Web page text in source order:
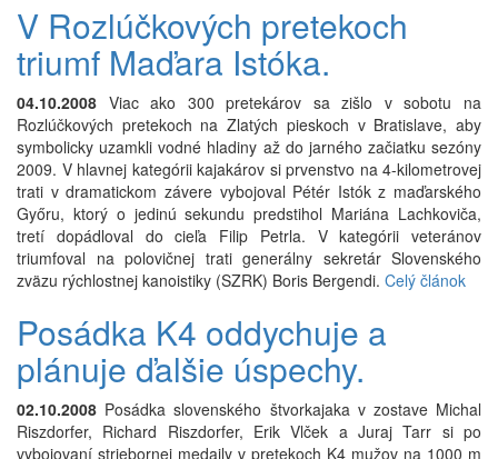
V Rozlúčkových pretekoch
triumf Maďara Istóka.
04.10.2008 Viac ako 300 pretekárov sa zišlo v sobotu na
Rozlúčkových pretekoch na Zlatých pieskoch v Bratislave, aby
symbolicky uzamkli vodné hladiny až do jarného začiatku sezóny
2009. V hlavnej kategórii kajakárov si prvenstvo na 4-kilometrovej
trati v dramatickom závere vybojoval Pétér Istók z maďarského
Győru, ktorý o jedinú sekundu predstihol Mariána Lachkoviča,
tretí dopádloval do cieľa Filip Petrla. V kategórii veteránov
triumfoval na polovičnej trati generálny sekretár Slovenského
zväzu rýchlostnej kanoistiky (SZRK) Boris Bergendi. Celý článok
Posádka K4 oddychuje a
plánuje ďalšie úspechy.
02.10.2008 Posádka slovenského štvorkajaka v zostave Michal
Riszdorfer, Richard Riszdorfer, Erik Vlček a Juraj Tarr si po
vybojovaní striebornej medaily v pretekoch K4 mužov na 1000 m